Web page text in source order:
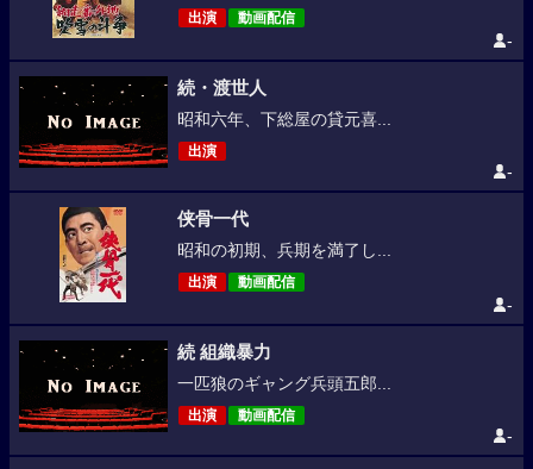
出演 動画配信
-
続・渡世人
昭和六年、下総屋の貸元喜...
出演
-
侠骨一代
昭和の初期、兵期を満了し...
出演 動画配信
-
続 組織暴力
一匹狼のギャング兵頭五郎...
出演 動画配信
-